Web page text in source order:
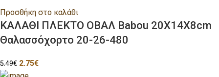
Προσθήκη στο καλάθι
ΚΑΛΑΘΙ ΠΛΕΚΤΟ ΟΒΑΛ Babou 20Χ14Χ8cm
Θαλασσόχορτο 20-26-480
5.49€ 2.75€